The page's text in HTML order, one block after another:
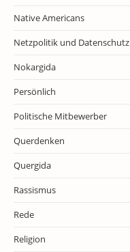
Native Americans
Netzpolitik und Datenschutz
Nokargida
Persönlich
Politische Mitbewerber
Querdenken
Quergida
Rassismus
Rede
Religion